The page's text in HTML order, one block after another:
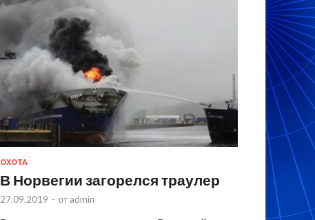
ОХОТА
В Норвегии загорелся траулер
27.09.2019 - от admin